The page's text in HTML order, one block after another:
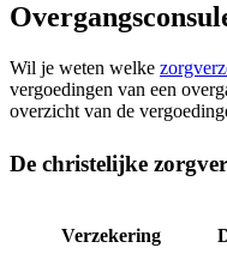
Wil je weten welke
vergoedingen van een
overzicht van de
De christelijke
Verzekering